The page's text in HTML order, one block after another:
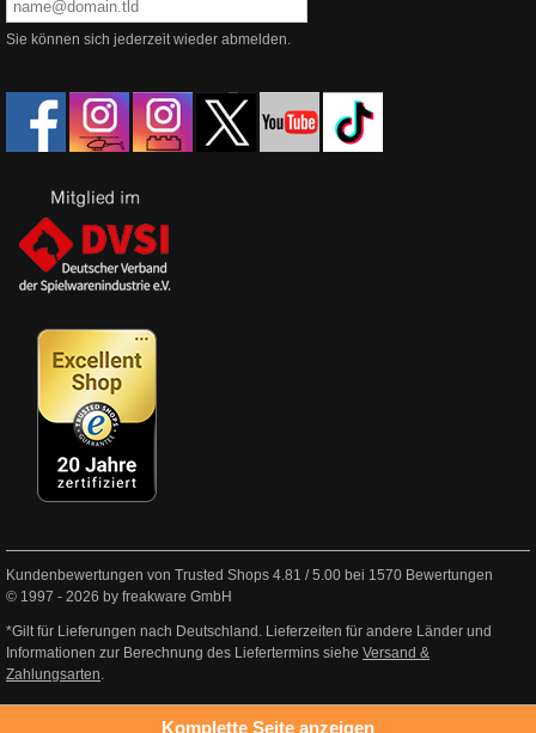
Sie können sich jederzeit wieder abmelden.
Kundenbewertungen von Trusted Shops 4.81 /5.00 bei 1570 Bewertungen
© 1997 - 2026 by freakware GmbH
*Gilt für Lieferungen nach Deutschland. Lieferzeiten für andere Länder und
Informationen zur Berechnung des Liefertermins siehe Versand &
Zahlungsarten.
Komplette Seite anzeigen